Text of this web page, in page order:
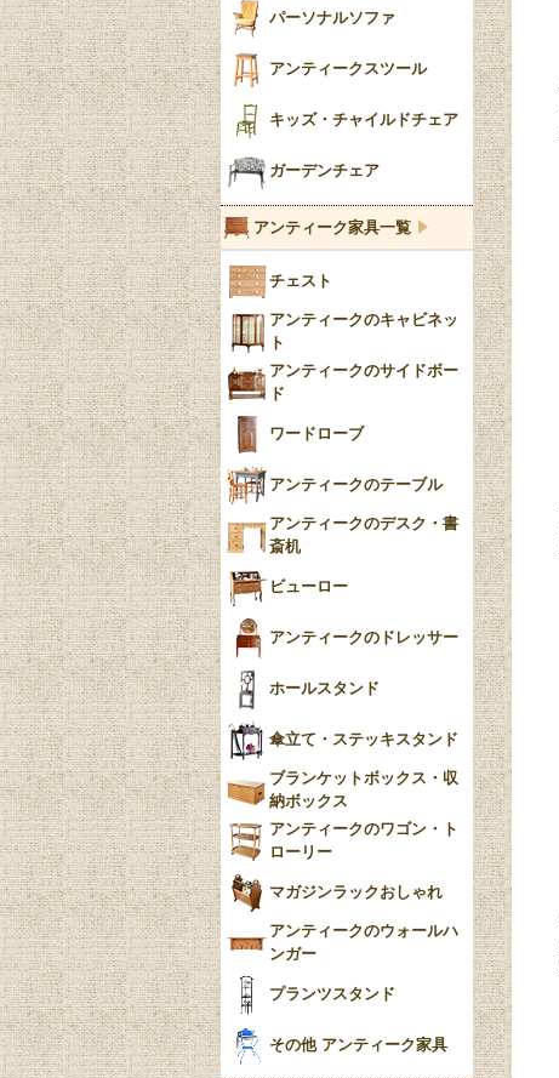
ミラー
花瓶おしゃれ
陶器の人形
キャンドルホルダー
バラスター
陶磁器の模様一覧
イマリ（IMARI）
ブルー＆ホワイト
ブルーウィローパターン
Blue）
YUAN
チンツ
クリノリン
パーソナルソファ
アンティークスツール
キッズ・チャイルドチェア
ガーデンチェア
アンティーク家具一覧
チェスト
アンティークのキャビネッ
ト
アンティークのサイドボー
ド
ワードローブ
アンティークのテーブル
アンティークのデスク・書
斎机
ビューロー
アンティークのドレッサー
ホールスタンド
傘立て・ステッキスタンド
ブランケットボックス・収
納ボックス
アンティークのワゴン・ト
ローリー
マガジンラックおしゃれ
アンティークのウォールハ
ンガー
プランツスタンド
その他 アンティーク家具